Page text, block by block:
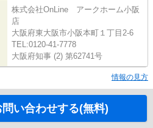
株式会社OnLine アークホーム小阪
店
大阪府東大阪市小阪本町１丁目2-6
TEL:0120-41-7778
大阪府知事 (2) 第62741号
情報の見方
い合わせする(無料)